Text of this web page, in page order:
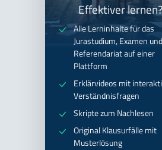
Effektiver
Alle Lerninhalte für das
Jurastudium, Examen und
Referendariat auf einer
Plattform
Erklärvideos mit
Verständnisfragen
Skripte zum Nachlesen
Original Klausurfälle mit
Musterlösung